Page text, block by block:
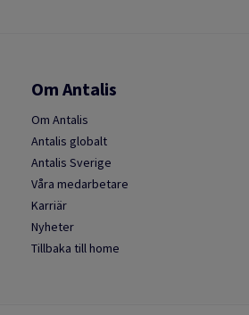
Om Antalis
Om Antalis
Antalis globalt
Antalis Sverige
Våra medarbetare
Karriär
Nyheter
Tillbaka till home